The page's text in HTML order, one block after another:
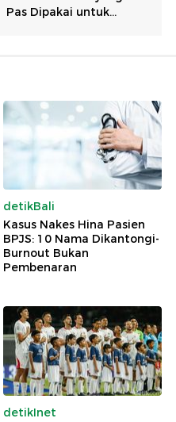
detikBali
Kasus Nakes Hina Pasien
BPJS: 10 Nama Dikantongi-
Burnout Bukan
Pembenaran
detikInet